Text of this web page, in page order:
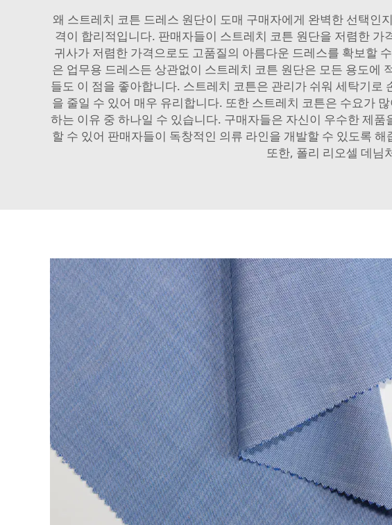
왜 스트레치 코튼 드레스 원단이 도매 구매자에게 완벽한 선택인
격이 합리적입니다. 판매자들이 스트레치 코튼 원단을 저렴한
귀사가 저렴한 가격으로도 고품질의 아름다운 드레스를 확보할
은 업무용 드레스든 상관없이 스트레치 코튼 원단은 모든 용도
들도 이 점을 좋아합니다. 스트레치 코튼은 관리가 쉬워 세탁기
을 줄일 수 있어 매우 유리합니다. 또한 스트레치 코튼은 수요가
하는 이유 중 하나일 수 있습니다. 구매자들은 자신이 우수한 제
할 수 있어 판매자들이 독창적인 의류 라인을 개발할 수 있도록
또한, 폴리 리오셀 데님